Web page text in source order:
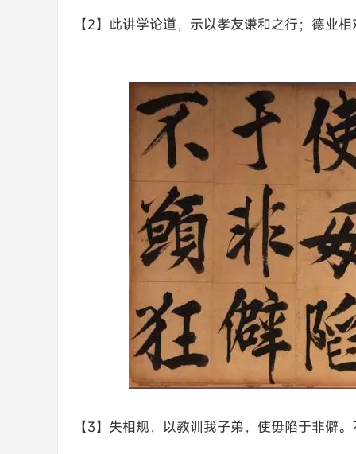
【2】此讲学论道，示以孝友谦和之行；德业
【3】失相规，以教训我子弟，使毋陷于非僻